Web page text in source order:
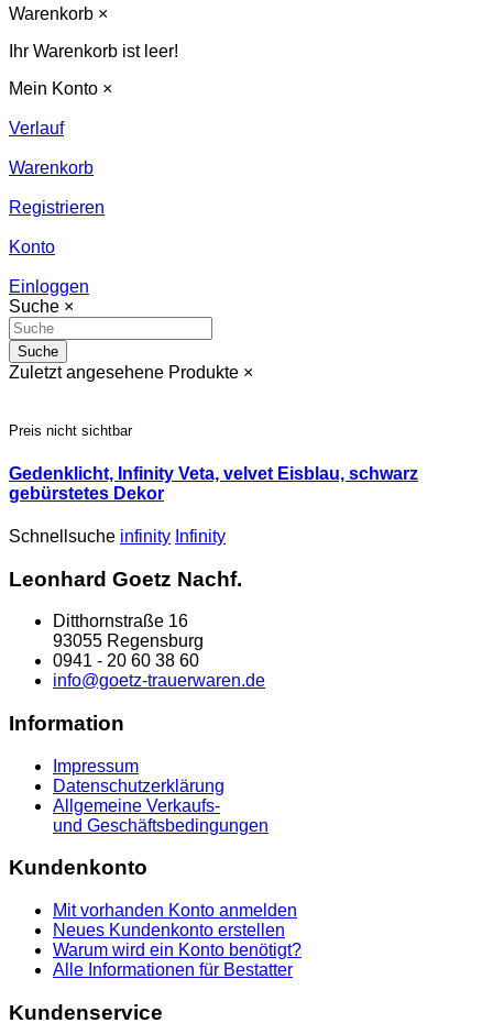
Warenkorb ×
Ihr Warenkorb ist leer!
Mein Konto ×
Verlauf
Warenkorb
Registrieren
Konto
Einloggen
Suche ×
Suche
Zuletzt angesehene Produkte ×
Preis nicht sichtbar
Gedenklicht, Infinity Veta, velvet Eisblau, schwarz
gebürstetes Dekor
Schnellsuche infinity Infinity
Leonhard Goetz Nachf.
Ditthornstraße 16
93055 Regensburg
0941 - 20 60 38 60
info@goetz-trauerwaren.de
Information
Impressum
Datenschutzerklärung
Allgemeine Verkaufs-
und Geschäftsbedingungen
Kundenkonto
Mit vorhanden Konto anmelden
Neues Kundenkonto erstellen
Warum wird ein Konto benötigt?
Alle Informationen für Bestatter
Kundenservice